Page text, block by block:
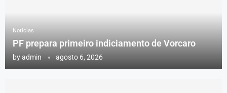
Notícias
PF prepara primeiro indiciamento de Vorcaro
byadmin agosto 6, 2026